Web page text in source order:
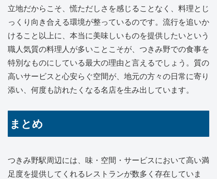
立地だからこそ、慌ただしさを感じることなく、料理とじ
っくり向き合える環境が整っているのです。流行を追いか
けること以上に、本当に美味しいものを提供したいという
職人気質の料理人が多いことこそが、つきみ野での食事を
特別なものにしている最大の理由と言えるでしょう。質の
高いサービスと心安らぐ空間が、地元の方々の日常に寄り
添い、何度も訪れたくなる名店を生み出しています。
まとめ
つきみ野駅周辺には、味・空間・サービスにおいて高い満
足度を提供してくれるレストランが数多く存在していま